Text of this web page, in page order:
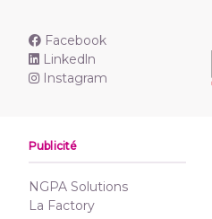
Facebook
Linkedln
Instagram
Publicité
NGPA Solutions
La Factory